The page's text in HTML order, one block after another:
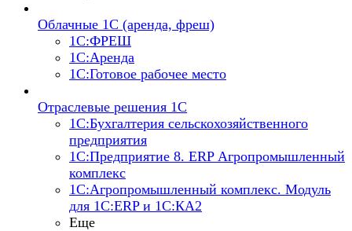
Облачные 1С (аренда, фреш)
1С:ФРЕШ
1С:Аренда
1С:Готовое рабочее место
Отраслевые решения 1С
1С:Бухгалтерия сельскохозяйственного
предприятия
1С:Предприятие 8. ERP Агропромышленный
комплекс
1С:Агропромышленный комплекс. Модуль
для 1С:ERP и 1С:КА2
Еще